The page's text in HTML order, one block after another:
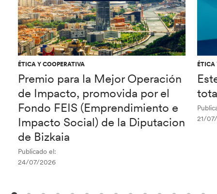
ÉTICA Y COOPERATIVA
Premio para la Mejor Operación
de Impacto, promovida por el
Fondo FEIS (Emprendimiento e
Impacto Social) de la Diputacion
de Bizkaia
Publicado el:
24/07/2026
ÉTICA
21/